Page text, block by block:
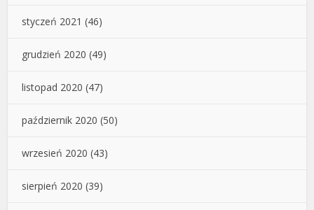
styczeń 2021 (46)
grudzień 2020 (49)
listopad 2020 (47)
październik 2020 (50)
wrzesień 2020 (43)
sierpień 2020 (39)